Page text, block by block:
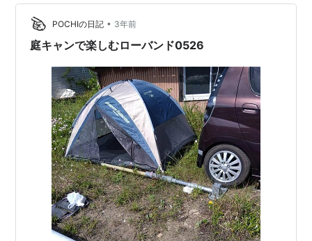
最初の一歩 子どもがまだ幼かったころ、我が家のキャン
プデビューは庭でした。テントを張って外でおやつを食
べるだけでも、子どもにとって…
POCHIの日記 • 3年前
庭キャンで楽しむローバンド0526